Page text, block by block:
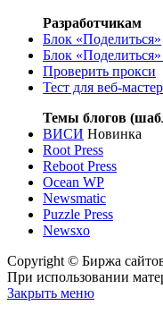
Разработчикам
Блок «Поделиться»
Блок «Поделиться»
Проверить прокси
Тест для веб-
Темы блогов
ВИСИ Новинка
Root Press
Reboot Press
Ocean WP
Newsmatic
Puzzle Press
Newsxo
Copyright © Биржа
При использовании
Закрыть меню